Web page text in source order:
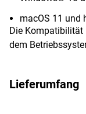
macOS 11 und
Die Kompatibilität
dem
Lieferumfang